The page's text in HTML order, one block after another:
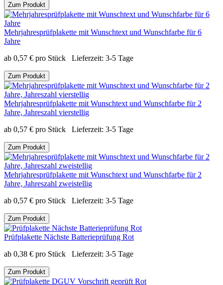
Zum Produkt
Mehrjahresprüfplakette mit Wunschtext und Wunschfarbe für 6
Jahre
ab 0,57 € pro Stück Lieferzeit: 3-5 Tage
Zum Produkt
Mehrjahresprüfplakette mit Wunschtext und Wunschfarbe für 2
Jahre, Jahreszahl vierstellig
ab 0,57 € pro Stück Lieferzeit: 3-5 Tage
Zum Produkt
Mehrjahresprüfplakette mit Wunschtext und Wunschfarbe für 2
Jahre, Jahreszahl zweistellig
ab 0,57 € pro Stück Lieferzeit: 3-5 Tage
Zum Produkt
Prüfplakette Nächste Batterieprüfung Rot
ab 0,38 € pro Stück Lieferzeit: 3-5 Tage
Zum Produkt